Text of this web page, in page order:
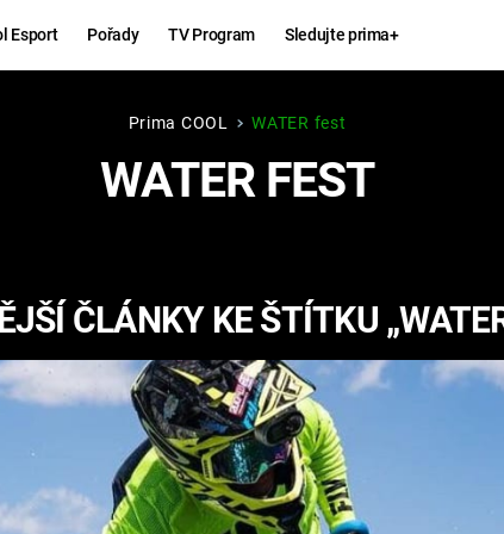
Esport Pořady TV Program Sledujte prima+
Hry
KINGDOM
COME:
DELIVERANCE
ESPORT
CHUCK
Prima COOL WATER fest
WATER FEST
ČLÁNKY KE ŠTÍTKU